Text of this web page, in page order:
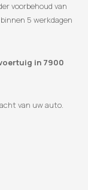
voorbehoud van
5 werkdagen
in 7900
van uw auto.